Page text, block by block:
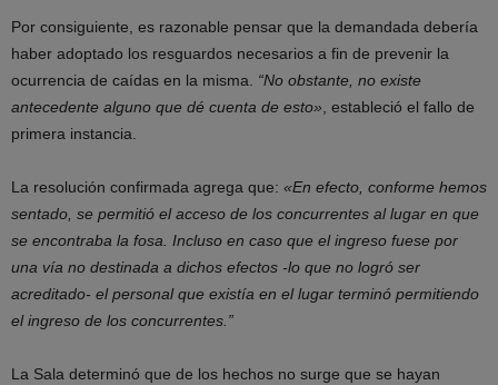
Por consiguiente, es razonable pensar que la demandada debería
haber adoptado los resguardos necesarios a fin de prevenir la
ocurrencia de caídas en la misma. “No obstante, no existe
antecedente alguno que dé cuenta de esto», estableció el fallo de
primera instancia.
La resolución confirmada agrega que: «En efecto, conforme hemos
sentado, se permitió el acceso de los concurrentes al lugar en que
se encontraba la fosa. Incluso en caso que el ingreso fuese por
una vía no destinada a dichos efectos -lo que no logró ser
acreditado- el personal que existía en el lugar terminó permitiendo
el ingreso de los concurrentes.”
La Sala determinó que de los hechos no surge que se hayan